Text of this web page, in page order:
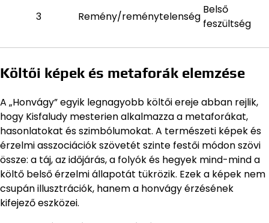
3
Remény/reménytelenség
Belső
feszültség
Költői képek és metaforák elemzése
A „Honvágy” egyik legnagyobb költői ereje abban rejlik,
hogy Kisfaludy mesterien alkalmazza a metaforákat,
hasonlatokat és szimbólumokat. A természeti képek és
érzelmi asszociációk szövetét szinte festői módon szövi
össze: a táj, az időjárás, a folyók és hegyek mind-mind a
költő belső érzelmi állapotát tükrözik. Ezek a képek nem
csupán illusztrációk, hanem a honvágy érzésének
kifejező eszközei.